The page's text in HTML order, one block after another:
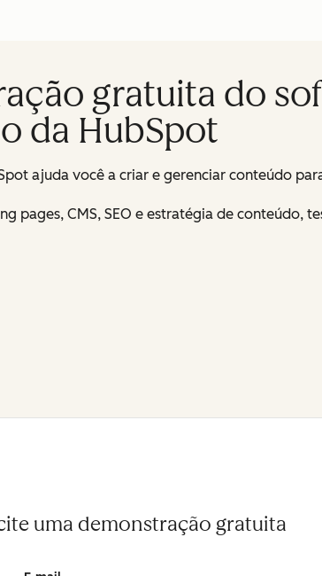
gratuita do
da HubSpot
ajuda você a criar e gerenciar conteúdo
pages, CMS, SEO e estratégia de conteúdo,
uma demonstração gratuita